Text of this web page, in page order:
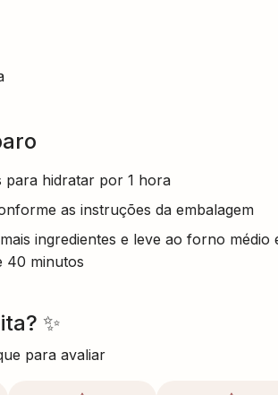
para hidratar por 1 hora
as instruções da embalagem
ingredientes e leve ao forno
40 minutos
✨
para avaliar